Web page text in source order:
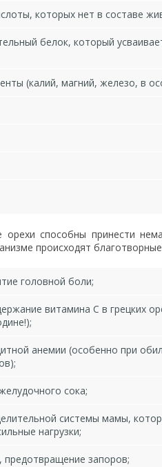
которых нет в составе
белок, который
(калий, магний, железо, в
орехи способны принести
происходят
головной боли;
витамина С в грецких
анемии (особенно при
сока;
системы мамы,
нагрузки;
запоров;